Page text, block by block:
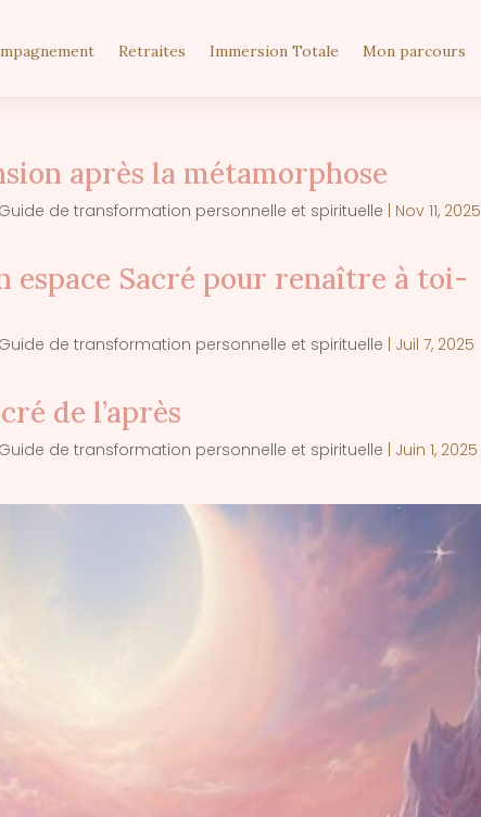
Retraites Immersion Totale Mon parcours
après la métamorphose
de transformation personnelle et spirituelle | Nov 11, 2025
espace Sacré pour renaître à toi-
de transformation personnelle et spirituelle | Juil 7, 2025
de l’après
de transformation personnelle et spirituelle | Juin 1, 2025